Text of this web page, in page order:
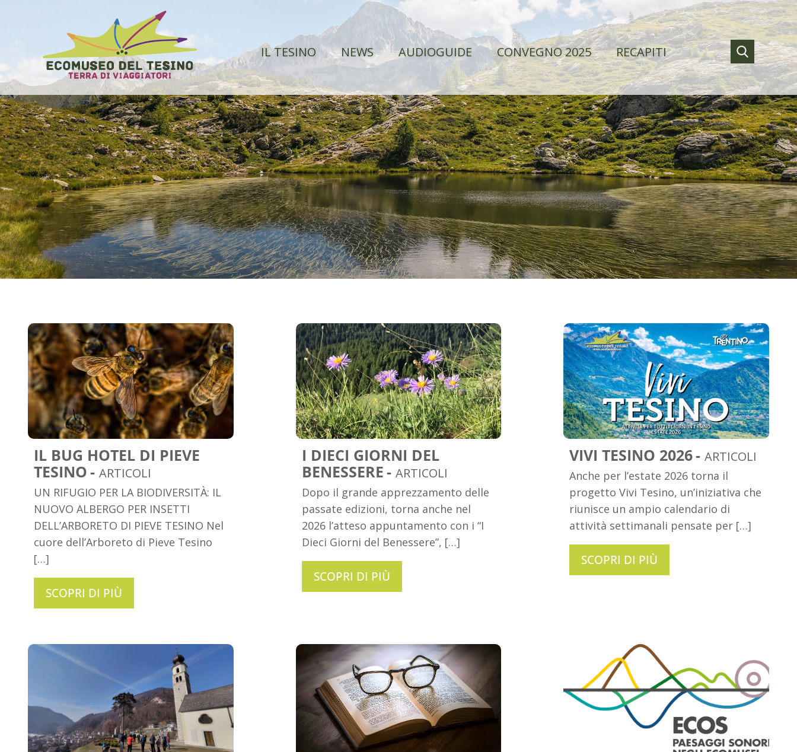
IL TESINO NEWS AUDIOGUIDE CONVEGNO 2025 RECAPITI
IL BUG HOTEL DI PIEVE
TESINO
ARTICOLI
UN RIFUGIO PER LA BIODIVERSITÀ: IL
NUOVO ALBERGO PER INSETTI
DELL’ARBORETO DI PIEVE TESINO Nel
cuore dell’Arboreto di Pieve Tesino
[…]
SCOPRI DI PIÙ
I DIECI GIORNI DEL
BENESSERE
ARTICOLI
Dopo il grande apprezzamento delle
passate edizioni, torna anche nel
2026 l’atteso appuntamento con i “I
Dieci Giorni del Benessere”, […]
SCOPRI DI PIÙ
VIVI TESINO 2026 ARTICOLI
Anche per l’estate 2026 torna il
progetto Vivi Tesino, un’iniziativa che
riunisce un ampio calendario di
attività settimanali pensate per […]
SCOPRI DI PIÙ